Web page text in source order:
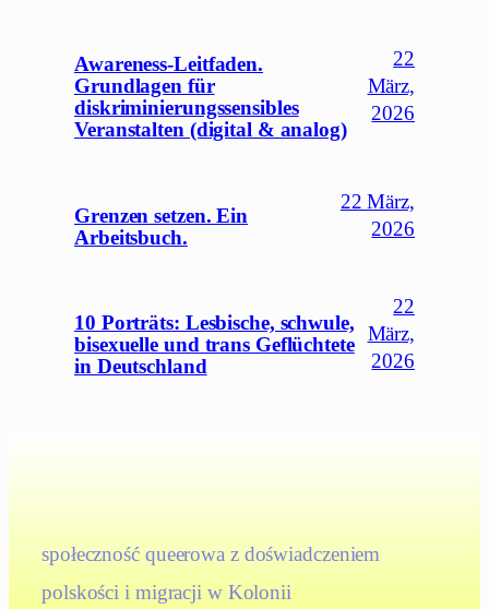
Awareness-Leitfaden.
Grundlagen für
diskriminierungssensibles
Veranstalten (digital & analog)
22
März,
2026
Grenzen setzen. Ein
Arbeitsbuch.
22 März,
2026
10 Porträts: Lesbische, schwule,
bisexuelle und trans Geflüchtete
in Deutschland
22
März,
2026
społeczność queerowa z doświadczeniem
polskości i migracji w Kolonii